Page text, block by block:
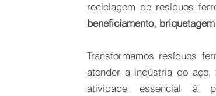
reciclagem de resíduos
beneficiamento,
Transformamos resíduos
atender a indústria do aço,
atividade essencial à